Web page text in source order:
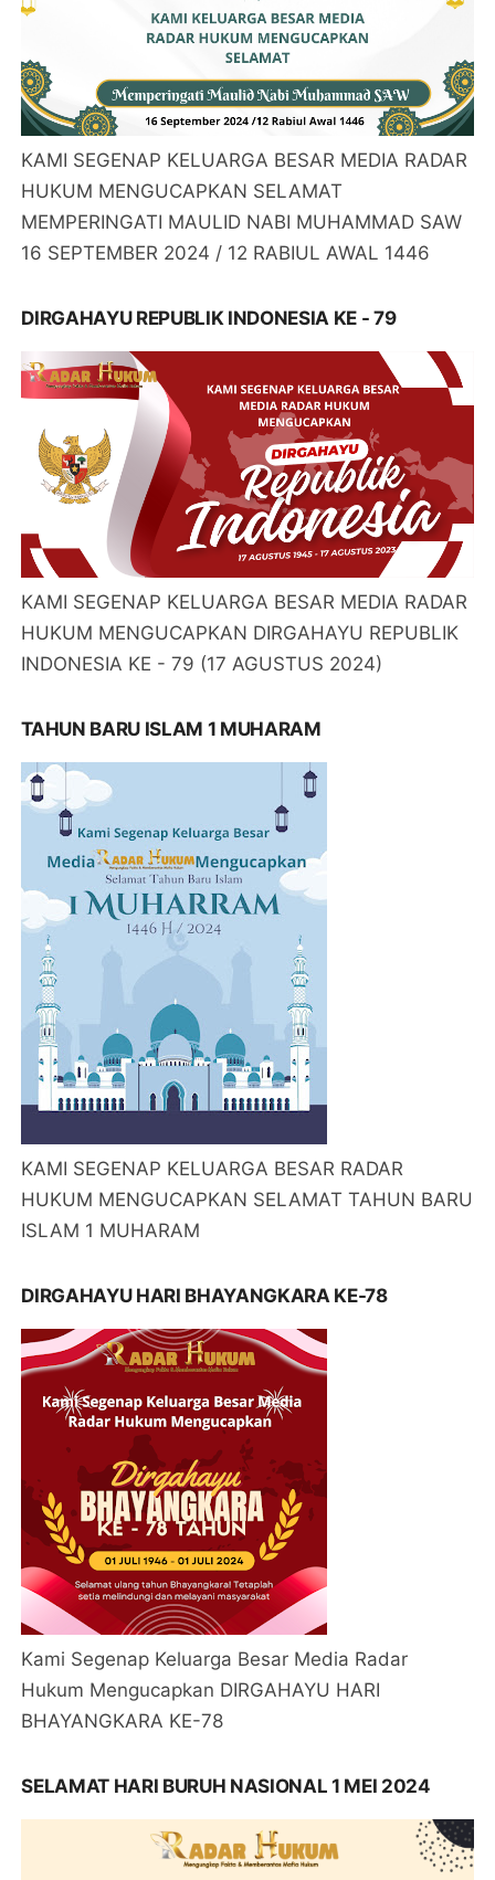
KAMI SEGENAP KELUARGA BESAR MEDIA RADAR
HUKUM MENGUCAPKAN SELAMAT
MEMPERINGATI MAULID NABI MUHAMMAD SAW
16 SEPTEMBER 2024 / 12 RABIUL AWAL 1446
DIRGAHAYU REPUBLIK INDONESIA KE - 79
KAMI SEGENAP KELUARGA BESAR MEDIA RADAR
HUKUM MENGUCAPKAN DIRGAHAYU REPUBLIK
INDONESIA KE - 79 (17 AGUSTUS 2024)
TAHUN BARU ISLAM 1 MUHARAM
KAMI SEGENAP KELUARGA BESAR RADAR
HUKUM MENGUCAPKAN SELAMAT TAHUN BARU
ISLAM 1 MUHARAM
DIRGAHAYU HARI BHAYANGKARA KE-78
Kami Segenap Keluarga Besar Media Radar
Hukum Mengucapkan DIRGAHAYU HARI
BHAYANGKARA KE-78
SELAMAT HARI BURUH NASIONAL 1 MEI 2024